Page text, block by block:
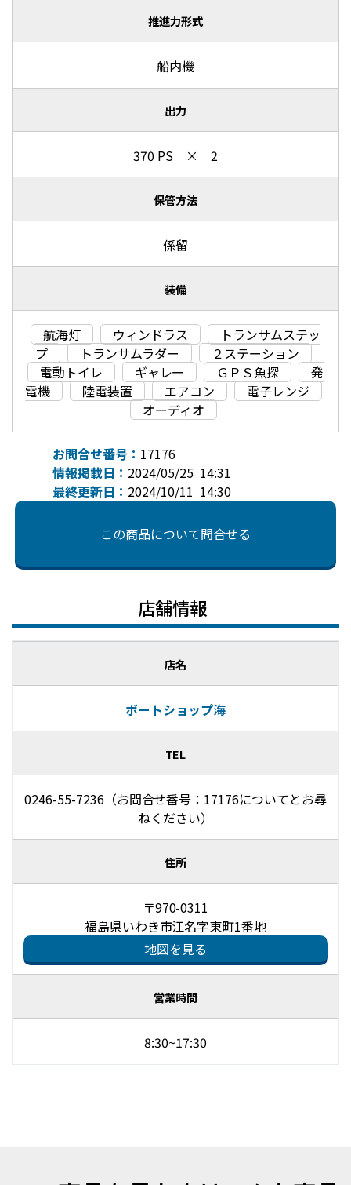
推進力形式
船内機
出力
370 PS × 2
保管方法
係留
装備
航海灯 ウィンドラス
トランサムステッ
プ
トランサムラダー
２ステーション
電動トイレ
ギャレー ＧＰＳ魚探
発
電機
陸電装置 エアコン
電子レンジ
オーディオ
お問合せ番号： 17176
情報掲載日： 2024/05/25 14:31
最終更新日： 2024/10/11 14:30
この商品について問合せる
店舗情報
店名
ボートショップ海
TEL
0246-55-7236（お問合せ番号：17176についてとお尋
ねください）
住所
〒970-0311
福島県いわき市江名字東町1番地
地図を見る
営業時間
8:30~17:30